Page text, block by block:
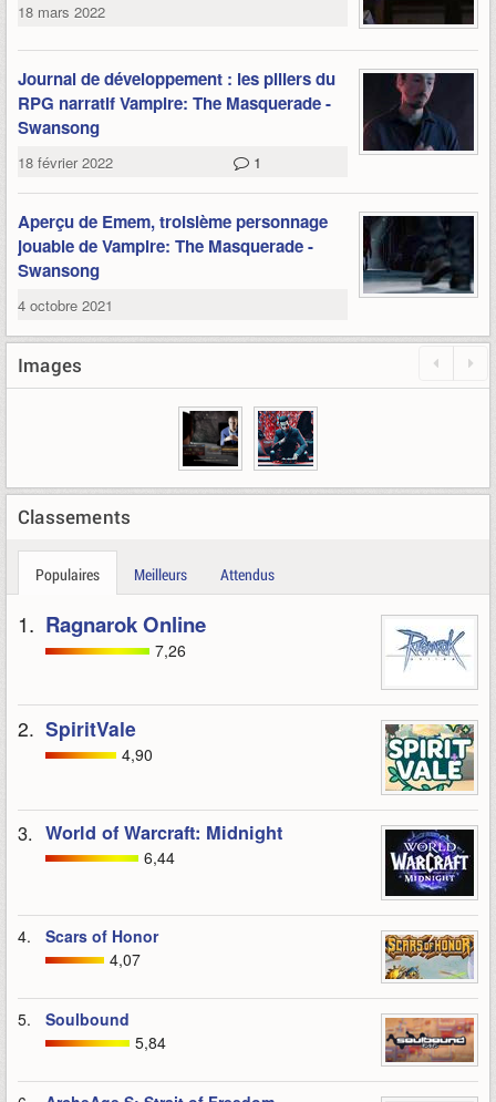
18 mars 2022
Journal de développement : les piliers du
RPG narratif Vampire: The Masquerade -
Swansong
18 février 2022 1
Aperçu de Emem, troisième personnage
jouable de Vampire: The Masquerade -
Swansong
4 octobre 2021
Images
Classements
Populaires Meilleurs Attendus
1. Ragnarok Online
7,26
2. SpiritVale
4,90
3. World of Warcraft: Midnight
6,44
4.
Scars of Honor
4,07
5.
Soulbound
5,84